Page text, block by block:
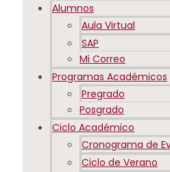
Alumnos
Aula Virtual
SAP
Mi Correo
Programas Académicos
Pregrado
Posgrado
Ciclo Académico
Cronograma de
Ciclo de Verano